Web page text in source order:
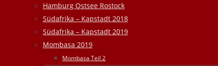
Hamburg Ostsee Rostock
Südafrika – Kapstadt 2018
Südafrika – Kapstadt 2019
Mombasa 2019
Mombasa Teil 2